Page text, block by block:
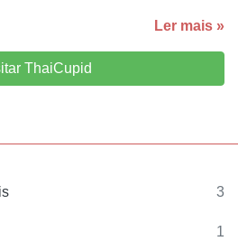
3
1
Ler mais »
ThaiCupid